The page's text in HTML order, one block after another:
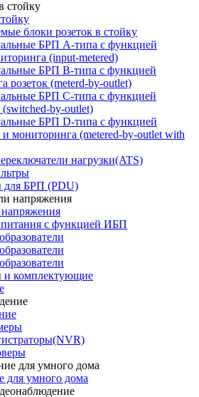
блоки розеток в стойку
БРП А-типа с функцией
(input-metered)
БРП B-типа с функцией
розеток (meterd-by-outlet)
БРП C-типа с функцией
(switched-by-outlet)
БРП D-типа с функцией
и мониторинга (metered-by-outlet with
нагрузки(ATS)
для БРП (PDU)
напряжения
c функцией ИБП
и комплектующие
для умного дома